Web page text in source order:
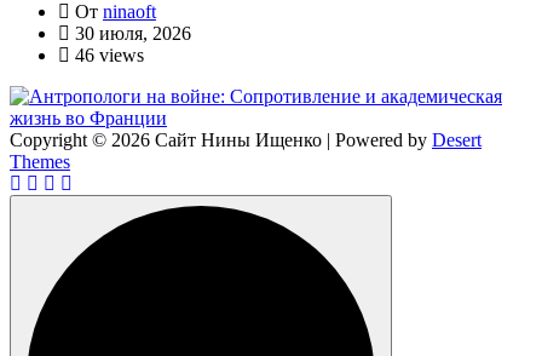
От ninaoft
30 июля, 2026
46 views
Copyright © 2026 Сайт Нины Ищенко | Powered by Desert
Themes